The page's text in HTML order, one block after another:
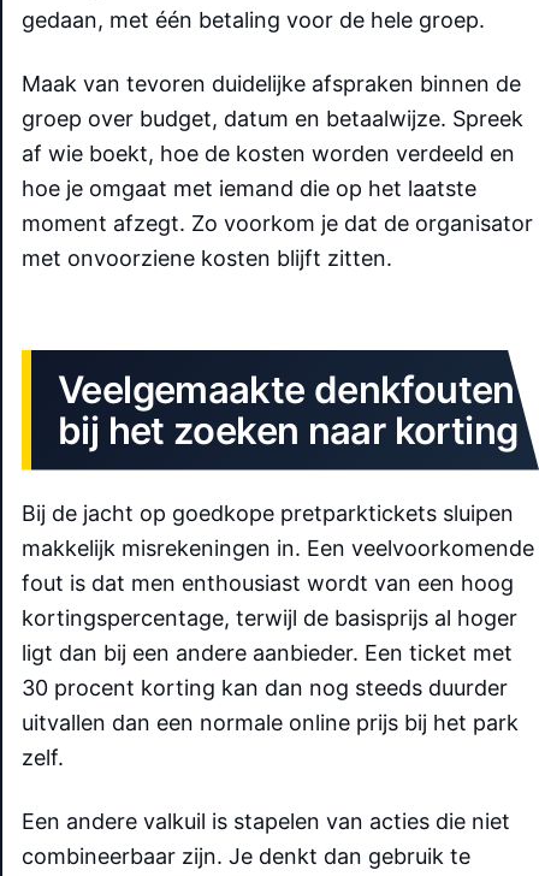
gedaan, met één betaling voor de hele groep.
Maak van tevoren duidelijke afspraken binnen de
groep over budget, datum en betaalwijze. Spreek
af wie boekt, hoe de kosten worden verdeeld en
hoe je omgaat met iemand die op het laatste
moment afzegt. Zo voorkom je dat de organisator
met onvoorziene kosten blijft zitten.
Veelgemaakte denkfouten
bij het zoeken naar korting
Bij de jacht op goedkope pretparktickets sluipen
makkelijk misrekeningen in. Een veelvoorkomende
fout is dat men enthousiast wordt van een hoog
kortingspercentage, terwijl de basisprijs al hoger
ligt dan bij een andere aanbieder. Een ticket met
30 procent korting kan dan nog steeds duurder
uitvallen dan een normale online prijs bij het park
zelf.
Een andere valkuil is stapelen van acties die niet
combineerbaar zijn. Je denkt dan gebruik te